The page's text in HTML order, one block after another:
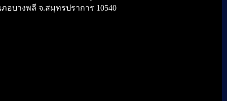
อบางพลี จ.สมุทรปราการ 10540